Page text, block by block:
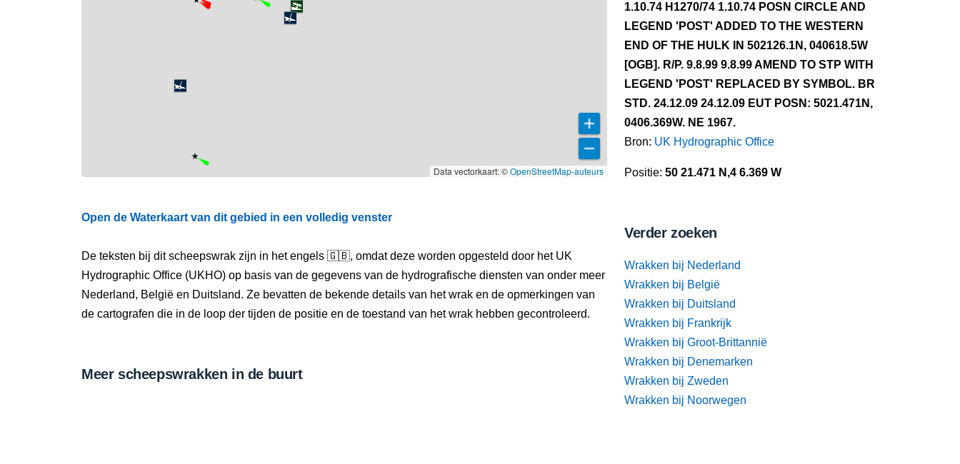
Data vectorkaart: ©OpenStreetMap-auteurs
Open de Waterkaart van dit gebied in een volledig venster
De teksten bij dit scheepswrak zijn in het engels 🇬🇧, omdat deze worden opgesteld door het UK
Hydrographic Office (UKHO) op basis van de gegevens van de hydrografische diensten van onder meer
Nederland, België en Duitsland. Ze bevatten de bekende details van het wrak en de opmerkingen van
de cartografen die in de loop der tijden de positie en de toestand van het wrak hebben gecontroleerd.
Meer scheepswrakken in de buurt
1.10.74 H1270/74 1.10.74 POSN CIRCLE AND
LEGEND 'POST' ADDED TO THE WESTERN
END OF THE HULK IN 502126.1N, 040618.5W
[OGB]. R/P. 9.8.99 9.8.99 AMEND TO STP WITH
LEGEND 'POST' REPLACED BY SYMBOL. BR
STD. 24.12.09 24.12.09 EUT POSN: 5021.471N,
0406.369W. NE 1967.
Bron: UK Hydrographic Office
Positie: 50 21.471 N,4 6.369 W
Verder zoeken
Wrakken bij Nederland
Wrakken bij België
Wrakken bij Duitsland
Wrakken bij Frankrijk
Wrakken bij Groot-Brittannië
Wrakken bij Denemarken
Wrakken bij Zweden
Wrakken bij Noorwegen